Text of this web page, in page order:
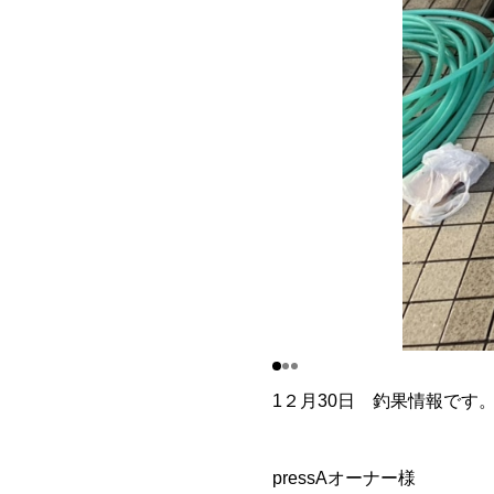
1２月30日 釣果情報です
pressAオーナー様